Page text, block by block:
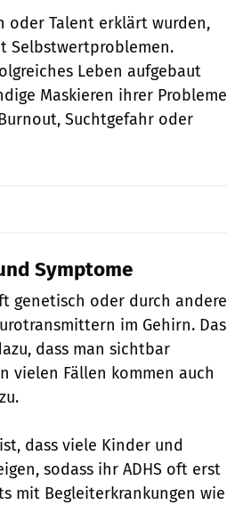
oder Talent erklärt wurden,
Selbstwertproblemen.
Leben aufgebaut
Maskieren ihrer Probleme
Suchtgefahr oder
Symptome
genetisch oder durch andere
im Gehirn. Das
dass man sichtbar
vielen Fällen kommen auch
dass viele Kinder und
sodass ihr ADHS oft erst
mit Begleiterkrankungen wie